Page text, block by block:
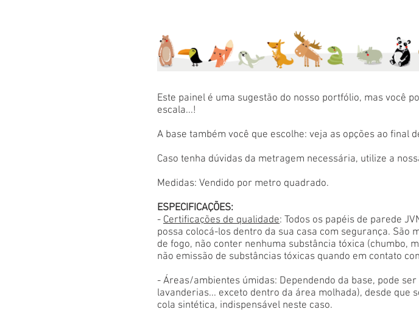
Este painel é uma sugestão do nosso portfólio, mas você
escala...!
A base também você que escolhe: veja as opções ao final
Caso tenha dúvidas da metragem necessária, utilize a
Medidas: Vendido por metro quadrado.
ESPECIFICAÇÕES:
- Certificações de qualidade: Todos os papéis de parede
possa colocá-los dentro da sua casa com segurança. São
de fogo, não conter nenhuma substância tóxica (chumbo,
não emissão de substâncias tóxicas quando em contato
- Áreas/ambientes úmidas: Dependendo da base, pode
lavanderias... exceto dentro da área molhada), desde que
cola sintética, indispensável neste caso.